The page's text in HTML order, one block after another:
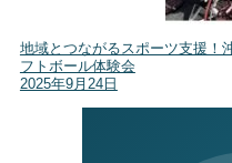
地域とつながるスポーツ支援！
フトボール体験会
2025年9月24日